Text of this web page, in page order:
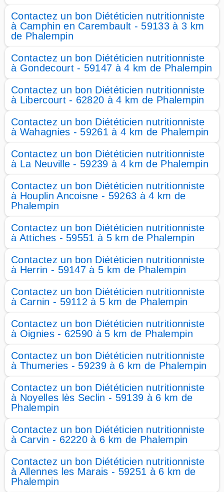
Contactez un bon Diététicien nutritionniste
à Camphin en Carembault - 59133 à 3 km
de Phalempin
Contactez un bon Diététicien nutritionniste
à Gondecourt - 59147 à 4 km de Phalempin
Contactez un bon Diététicien nutritionniste
à Libercourt - 62820 à 4 km de Phalempin
Contactez un bon Diététicien nutritionniste
à Wahagnies - 59261 à 4 km de Phalempin
Contactez un bon Diététicien nutritionniste
à La Neuville - 59239 à 4 km de Phalempin
Contactez un bon Diététicien nutritionniste
à Houplin Ancoisne - 59263 à 4 km de
Phalempin
Contactez un bon Diététicien nutritionniste
à Attiches - 59551 à 5 km de Phalempin
Contactez un bon Diététicien nutritionniste
à Herrin - 59147 à 5 km de Phalempin
Contactez un bon Diététicien nutritionniste
à Carnin - 59112 à 5 km de Phalempin
Contactez un bon Diététicien nutritionniste
à Oignies - 62590 à 5 km de Phalempin
Contactez un bon Diététicien nutritionniste
à Thumeries - 59239 à 6 km de Phalempin
Contactez un bon Diététicien nutritionniste
à Noyelles lès Seclin - 59139 à 6 km de
Phalempin
Contactez un bon Diététicien nutritionniste
à Carvin - 62220 à 6 km de Phalempin
Contactez un bon Diététicien nutritionniste
à Allennes les Marais - 59251 à 6 km de
Phalempin